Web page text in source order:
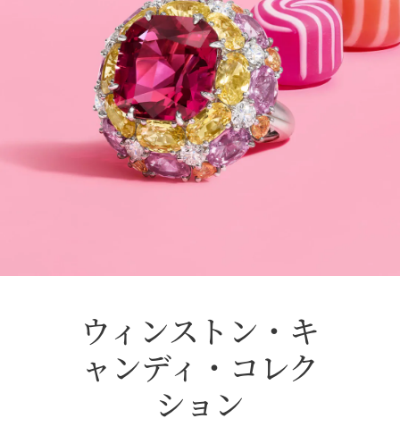
ウィンストン・キ
ャンディ・コレク
ション